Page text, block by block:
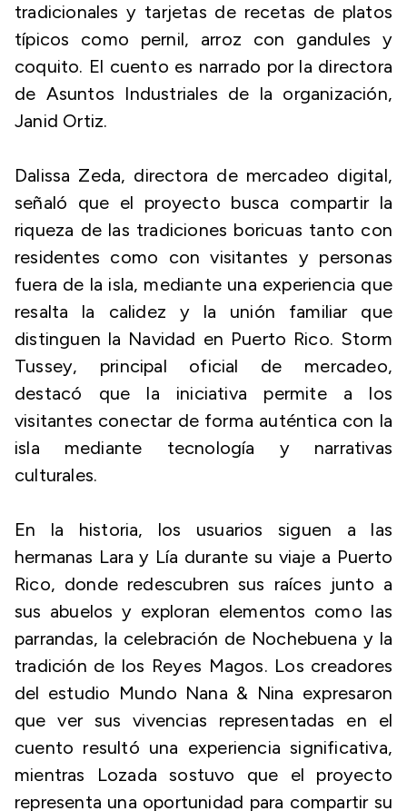
tradicionales y tarjetas de recetas de platos
típicos como pernil, arroz con gandules y
coquito. El cuento es narrado por la directora
de Asuntos Industriales de la organización,
Janid Ortiz.
Dalissa Zeda, directora de mercadeo digital,
señaló que el proyecto busca compartir la
riqueza de las tradiciones boricuas tanto con
residentes como con visitantes y personas
fuera de la isla, mediante una experiencia que
resalta la calidez y la unión familiar que
distinguen la Navidad en Puerto Rico. Storm
Tussey, principal oficial de mercadeo,
destacó que la iniciativa permite a los
visitantes conectar de forma auténtica con la
isla mediante tecnología y narrativas
culturales.
En la historia, los usuarios siguen a las
hermanas Lara y Lía durante su viaje a Puerto
Rico, donde redescubren sus raíces junto a
sus abuelos y exploran elementos como las
parrandas, la celebración de Nochebuena y la
tradición de los Reyes Magos. Los creadores
del estudio Mundo Nana & Nina expresaron
que ver sus vivencias representadas en el
cuento resultó una experiencia significativa,
mientras Lozada sostuvo que el proyecto
representa una oportunidad para compartir su